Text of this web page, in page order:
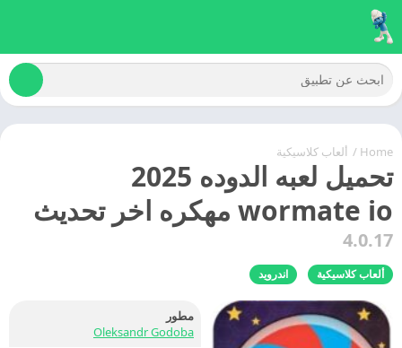
Home
/ ألعاب كلاسيكية
تحميل لعبه الدوده 2025
wormate io مهكره اخر تحديث
4.0.17
ألعاب كلاسيكية اندرويد
مطور
Oleksandr Godoba